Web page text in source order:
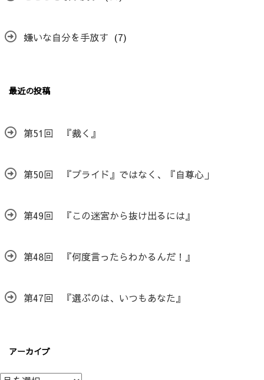
嫌いな自分を手放す (7)
最近の投稿
第51回 『裁く』
第50回 『プライド』ではなく、『自尊心」
第49回 『この迷宮から抜け出るには』
第48回 『何度言ったらわかるんだ！』
第47回 『選ぶのは、いつもあなた』
アーカイブ